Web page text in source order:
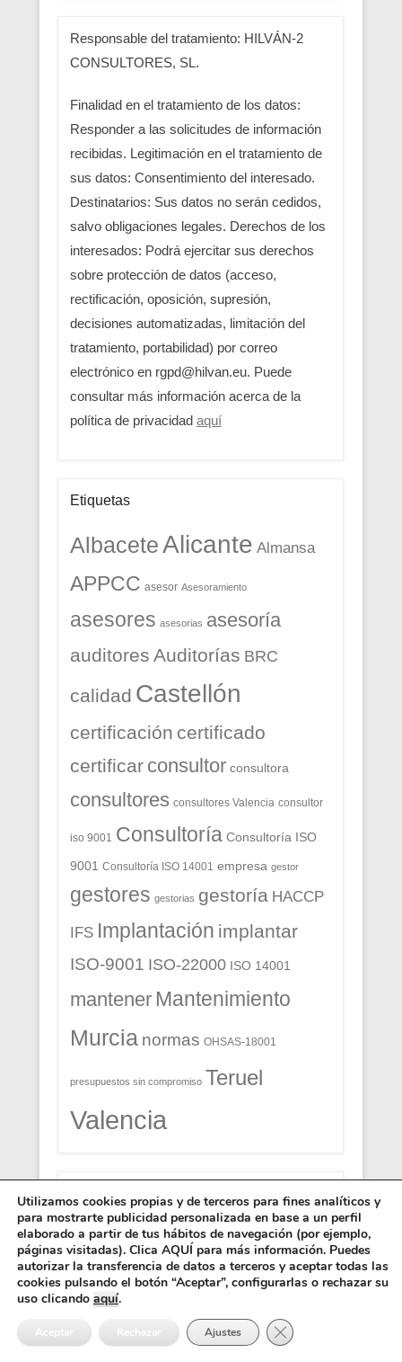
Responsable del tratamiento: HILVÁN-2
CONSULTORES, SL.
Finalidad en el tratamiento de los datos:
Responder a las solicitudes de información
recibidas. Legitimación en el tratamiento de
sus datos: Consentimiento del interesado.
Destinatarios: Sus datos no serán cedidos,
salvo obligaciones legales. Derechos de los
interesados: Podrá ejercitar sus derechos
sobre protección de datos (acceso,
rectificación, oposición, supresión,
decisiones automatizadas, limitación del
tratamiento, portabilidad) por correo
electrónico en rgpd@hilvan.eu. Puede
consultar más información acerca de la
política de privacidad aquí
Etiquetas
AlbaceteAlicante Almansa
APPCC asesor Asesoramiento
asesores asesorias asesoría
auditores Auditorías BRC
calidad Castellón
certificación certificado
certificar consultor consultora
consultores consultores Valencia consultor
iso 9001 Consultoría Consultoría ISO
9001 Consultoría ISO 14001 empresa gestor
gestores gestorias gestoría HACCP
IFS Implantación implantar
ISO-9001 ISO-22000 ISO 14001
mantener Mantenimiento
Murcia normas OHSAS-18001
presupuestos sin compromiso Teruel
Valencia
Servicios de Consultoria.
#474 (sin título)
ACTUALIZAR SOFTWARE SISTEMAS DE
GESTIÓN. Renovar Versión. Mantenimiento
de Normas ISO, IFS, BRC, APPCC.
APPCC GUÍA ALIMENTACIÓN. Panadería,
Carnicería, Pescadería, Hostelería,
Utilizamos cookies propias y de terceros para fines analíticos y
para mostrarte publicidad personalizada en base a un perfil
elaborado a partir de tus hábitos de navegación (por ejemplo,
páginas visitadas). Clica AQUÍ para más información. Puedes
autorizar la transferencia de datos a terceros y aceptar todas las
cookies pulsando el botón “Aceptar”, configurarlas o rechazar su
uso clicando aquí.
Aceptar Rechazar Ajustes Cerrar el banner de